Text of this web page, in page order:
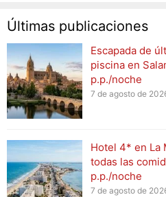
Últimas publicaciones
Escapada de
piscina en
p.p./noche
7 de agosto de
Hotel 4* en La
todas las
p.p./noche
7 de agosto de